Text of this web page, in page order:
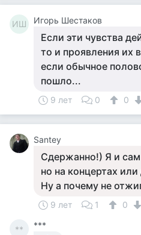
ИШ Игорь Шестаков
Если эти чувства
то и проявления их
если обычное
пошло...
9 лет 0 0
Santey
Сдержанно!) Я и сам
но на концертах
Ну а почему не
9 лет 1 0
**
***